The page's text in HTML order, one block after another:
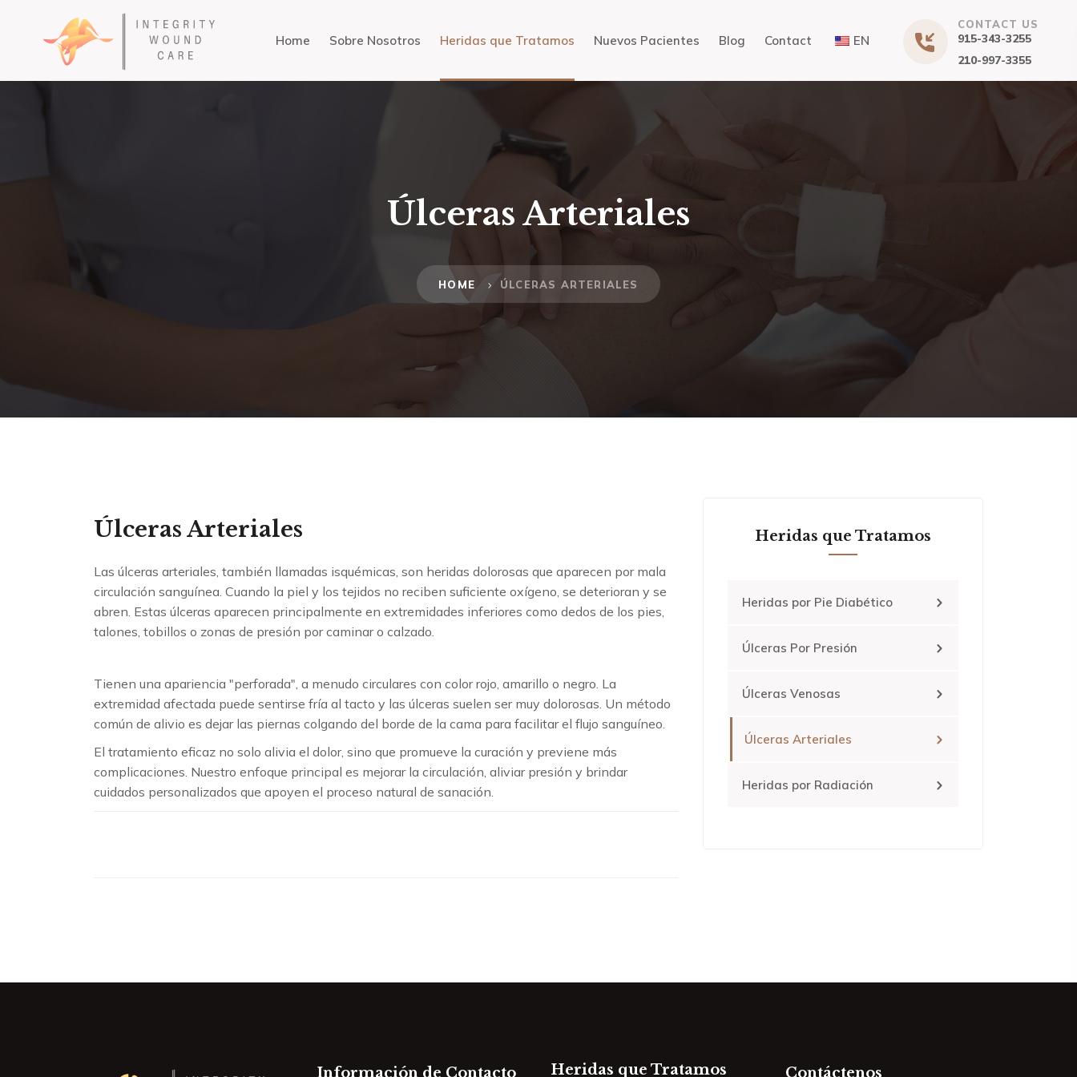
CONTACT US
915-343-3255
210-997-3355
Home Sobre Nosotros Heridas que Tratamos Nuevos Pacientes Blog Contact EN
Úlceras Arteriales
HOME ÚLCERAS ARTERIALES
Úlceras Arteriales
Las úlceras arteriales, también llamadas isquémicas, son heridas dolorosas que aparecen por mala
circulación sanguínea. Cuando la piel y los tejidos no reciben suficiente oxígeno, se deterioran y se
abren. Estas úlceras aparecen principalmente en extremidades inferiores como dedos de los pies,
talones, tobillos o zonas de presión por caminar o calzado.
Tienen una apariencia "perforada", a menudo circulares con color rojo, amarillo o negro. La
extremidad afectada puede sentirse fría al tacto y las úlceras suelen ser muy dolorosas. Un método
común de alivio es dejar las piernas colgando del borde de la cama para facilitar el flujo sanguíneo.
El tratamiento eficaz no solo alivia el dolor, sino que promueve la curación y previene más
complicaciones. Nuestro enfoque principal es mejorar la circulación, aliviar presión y brindar
cuidados personalizados que apoyen el proceso natural de sanación.
Heridas que Tratamos
Heridas por Pie Diabético
Úlceras Por Presión
Úlceras Venosas
Úlceras Arteriales
Heridas por Radiación
Información de Contacto Heridas que Tratamos Contáctenos